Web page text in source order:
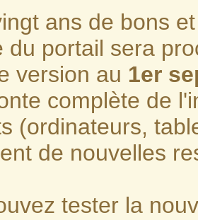
ans de bons
du portail sera
version au 1er
complète de
(ordinateurs,
de nouvelles
tester la